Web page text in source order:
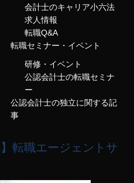
会計士のキャリア小六法
求人情報
転職Q&A
転職セミナー・イベント
研修・イベント
公認会計士の転職セミナ
ー
公認会計士の独立に関する記
事
転職エージェントサ